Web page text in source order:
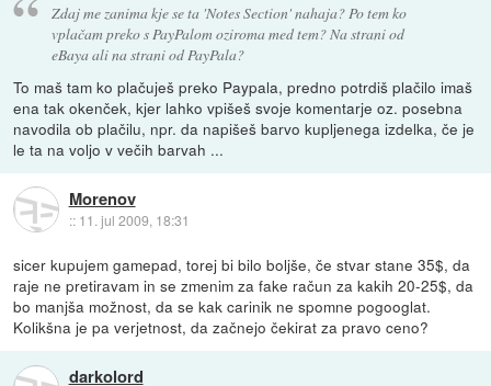
Zdaj me zanima kje se ta 'Notes Section' nahaja? Po tem ko
vplačam preko s PayPalom oziroma med tem? Na strani od
eBaya ali na strani od PayPala?
To maš tam ko plačuješ preko Paypala, predno potrdiš plačilo imaš
ena tak okenček, kjer lahko vpišeš svoje komentarje oz. posebna
navodila ob plačilu, npr. da napišeš barvo kupljenega izdelka, če je
le ta na voljo v večih barvah ...
Morenov
:: 11. jul 2009, 18:31
sicer kupujem gamepad, torej bi bilo boljše, če stvar stane 35$, da
raje ne pretiravam in se zmenim za fake račun za kakih 20-25$, da
bo manjša možnost, da se kak carinik ne spomne pogooglat.
Kolikšna je pa verjetnost, da začnejo čekirat za pravo ceno?
darkolord